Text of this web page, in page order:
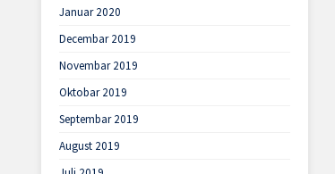
Januar 2020
Decembar 2019
Novembar 2019
Oktobar 2019
Septembar 2019
August 2019